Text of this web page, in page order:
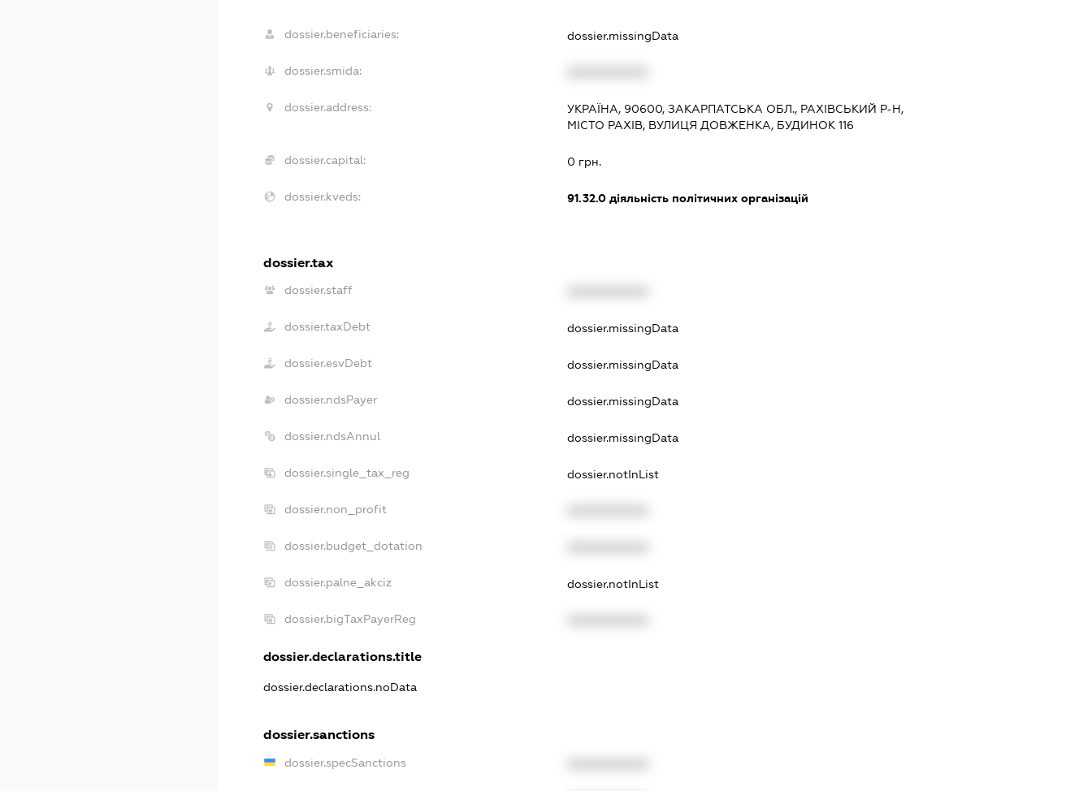
dossier.beneficiaries: dossier.missingData
dossier.smida:
dossier.address:
УКРАЇНА, 90600, ЗАКАРПАТСЬКА ОБЛ., РАХІВСЬКИЙ Р-Н,
МІСТО РАХІВ, ВУЛИЦЯ ДОВЖЕНКА, БУДИНОК 116
dossier.capital: 0 грн.
dossier.kveds: 91.32.0діяльність політичних організацій
dossier.tax
dossier.staff
dossier.taxDebt dossier.missingData
dossier.esvDebt dossier.missingData
dossier.ndsPayer dossier.missingData
dossier.ndsAnnul dossier.missingData
dossier.single_tax_reg dossier.notInList
dossier.non_profit
dossier.budget_dotation
dossier.palne_akciz dossier.notInList
dossier.bigTaxPayerReg
dossier.declarations.title
dossier.declarations.noData
dossier.sanctions
dossier.specSanctions